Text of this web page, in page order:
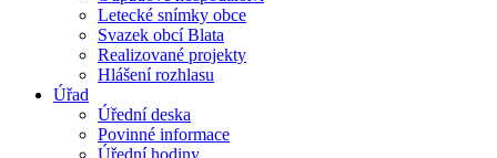
Letecké snímky obce
Svazek obcí Blata
Realizované projekty
Hlášení rozhlasu
Úřad
Úřední deska
Povinné informace
Úřední hodiny